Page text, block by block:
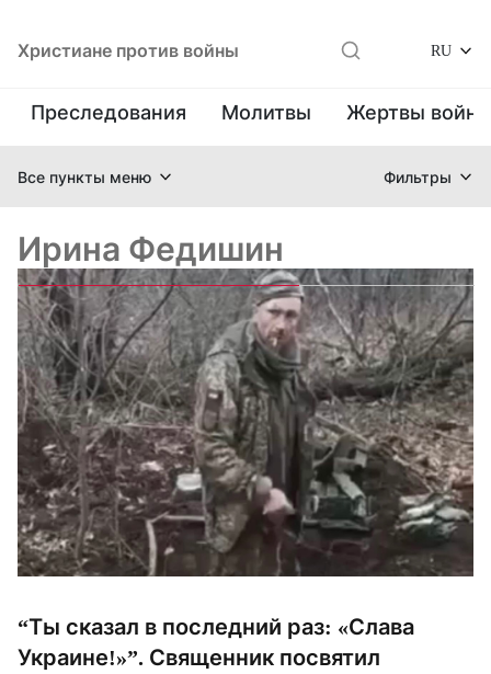
Христиане против войны RU
Преследования Молитвы Жертвы
Все пункты меню Фильтры
Ирина Федишин
“Ты сказал в последний раз: «Слава
Украине!»”. Священник посвятил